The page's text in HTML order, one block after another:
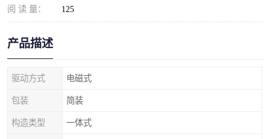
阅 读 量： 125
产品描述
驱动方式 电磁式
包装 简装
构造类型 一体式